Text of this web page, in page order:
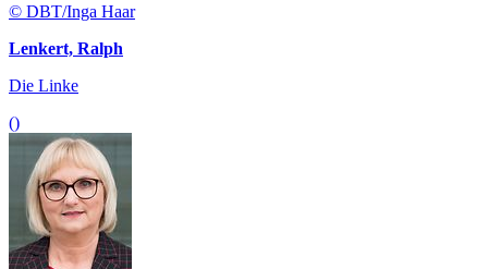
© DBT/Inga Haar
Lenkert, Ralph
Die Linke
()